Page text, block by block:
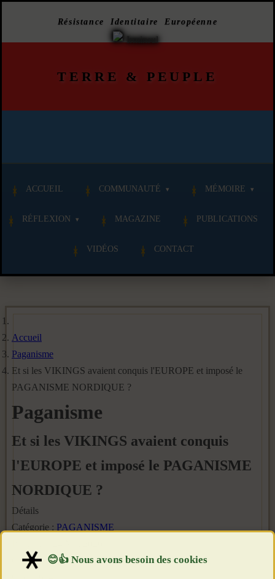
Résistance Identitaire Européenne
TERRE & PEUPLE
ACCUEIL COMMUNAUTÉ MÉMOIRE
RÉFLEXION MAGAZINE PUBLICATIONS
VIDÉOS CONTACT
Accueil
Paganisme
Et si les VIKINGS avaient conquis l'EUROPE et imposé le
PAGANISME NORDIQUE ?
Paganisme
Et si les VIKINGS avaient conquis
l'EUROPE et imposé le PAGANISME
NORDIQUE ?
Détails
Catégorie : PAGANISME
Création : 24 Mai 2026